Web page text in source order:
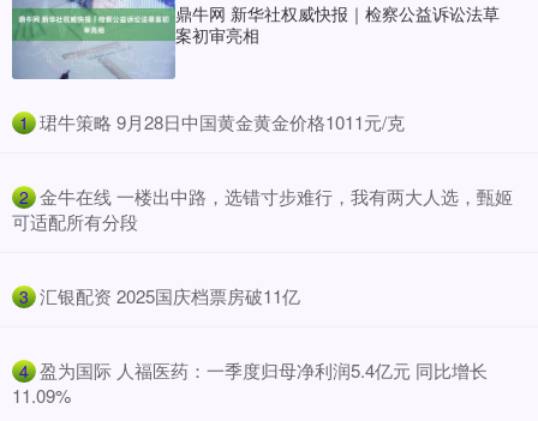
鼎牛网 新华社权威快报｜检察公益诉讼法草
案初审亮相
1 ​珺牛策略 9月28日中国黄金黄金价格1011元/克
2 ​金牛在线 一楼出中路，选错寸步难行，我有两大人选，甄姬
可适配所有分段
3 ​汇银配资 2025国庆档票房破11亿
4 ​盈为国际 人福医药：一季度归母净利润5.4亿元 同比增长
11.09%